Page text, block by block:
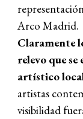
Arco Madrid.
Claramente
relevo que
artístico
artistas
visibilidad